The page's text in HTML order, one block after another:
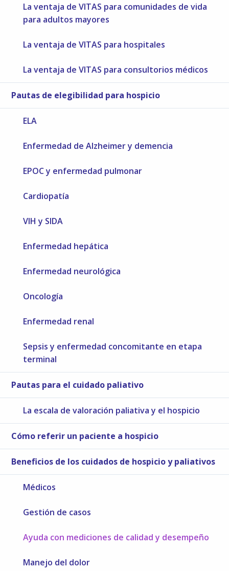
La ventaja de VITAS para comunidades de vida
para adultos mayores
La ventaja de VITAS para hospitales
La ventaja de VITAS para consultorios médicos
Pautas de elegibilidad para hospicio
ELA
Enfermedad de Alzheimer y demencia
EPOC y enfermedad pulmonar
Cardiopatía
VIH y SIDA
Enfermedad hepática
Enfermedad neurológica
Oncología
Enfermedad renal
Sepsis y enfermedad concomitante en etapa
terminal
Pautas para el cuidado paliativo
La escala de valoración paliativa y el hospicio
Cómo referir un paciente a hospicio
Beneficios de los cuidados de hospicio y paliativos
Médicos
Gestión de casos
Ayuda con mediciones de calidad y desempeño
Manejo del dolor